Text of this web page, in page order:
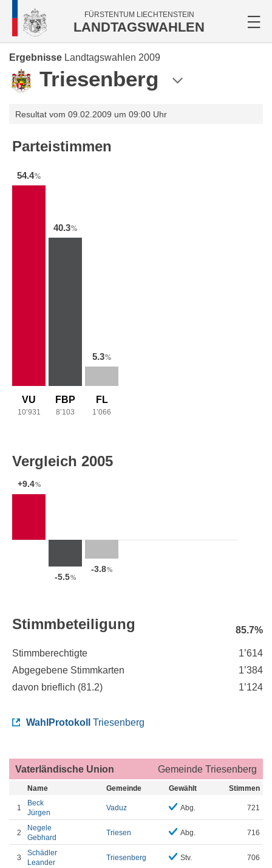
FÜRSTENTUM LIECHTENSTEIN
LANDTAGSWAHLEN
Ergebnisse Landtagswahlen 2009
Triesenberg
Resultat vom 09.02.2009 um 09:00 Uhr
Parteistimmen
54.4%
VU
10’931
40.3%
FBP
8’103
5.3%
FL
1’066
Vergleich 2005
+9.4%
-5.5%
-3.8%
Stimmbeteiligung 85.7%
Stimmberechtigte
1’614
Abgegebene Stimmkarten
1’384
davon brieflich (81.2) 1’124
WahlProtokoll Triesenberg
Vaterländische Union Gemeinde Triesenberg
Name Gemeinde Gewählt Stimmen
1
Beck
Jürgen
Vaduz Abg. 721
2
Negele
Gebhard
Triesen Abg. 716
3
Schädler
Leander
Triesenberg Stv. 706